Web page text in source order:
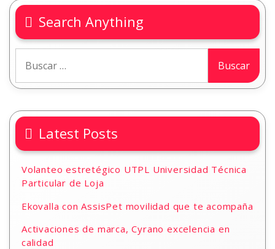
Search Anything
Latest Posts
Volanteo estretégico UTPL Universidad Técnica
Particular de Loja
Ekovalla con AssisPet movilidad que te acompaña
Activaciones de marca, Cyrano excelencia en
calidad